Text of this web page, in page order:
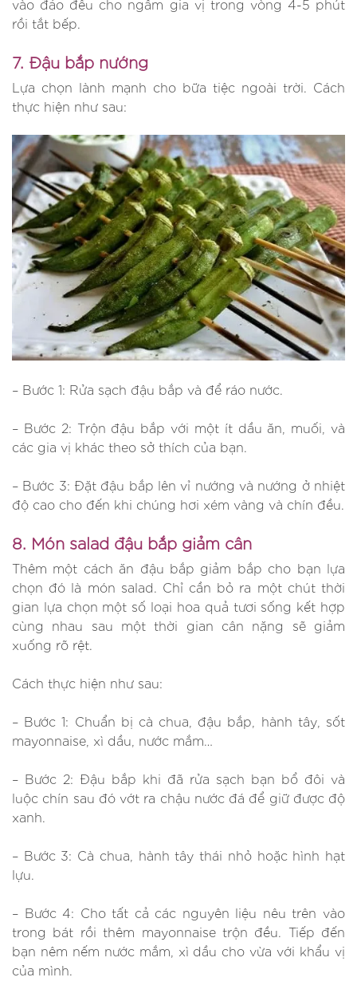
vào đảo đều cho ngấm gia vị trong vòng 4-5 phút
rồi tắt bếp.
7. Đậu bắp nướng
Lựa chọn lành mạnh cho bữa tiệc ngoài trời. Cách
thực hiện như sau:
– Bước 1: Rửa sạch đậu bắp và để ráo nước.
– Bước 2: Trộn đậu bắp với một ít dầu ăn, muối, và
các gia vị khác theo sở thích của bạn.
– Bước 3: Đặt đậu bắp lên vỉ nướng và nướng ở nhiệt
độ cao cho đến khi chúng hơi xém vàng và chín đều.
8. Món salad đậu bắp giảm cân
Thêm một cách ăn đậu bắp giảm bắp cho bạn lựa
chọn đó là món salad. Chỉ cần bỏ ra một chút thời
gian lựa chọn một số loại hoa quả tươi sống kết hợp
cùng nhau sau một thời gian cân nặng sẽ giảm
xuống rõ rệt.
Cách thực hiện như sau:
– Bước 1: Chuẩn bị cà chua, đậu bắp, hành tây, sốt
mayonnaise, xì dầu, nước mắm…
– Bước 2: Đậu bắp khi đã rửa sạch bạn bổ đôi và
luộc chín sau đó vớt ra chậu nước đá để giữ được độ
xanh.
– Bước 3: Cà chua, hành tây thái nhỏ hoặc hình hạt
lựu.
– Bước 4: Cho tất cả các nguyên liệu nêu trên vào
trong bát rồi thêm mayonnaise trộn đều. Tiếp đến
bạn nêm nếm nước mắm, xì dầu cho vừa với khẩu vị
của mình.